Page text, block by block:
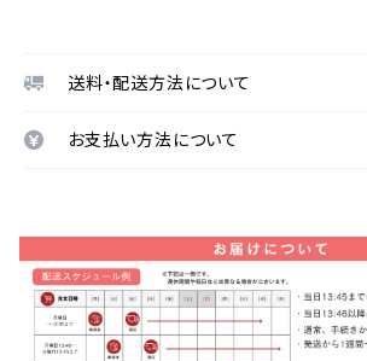
送料・配送方法について
お支払い方法について